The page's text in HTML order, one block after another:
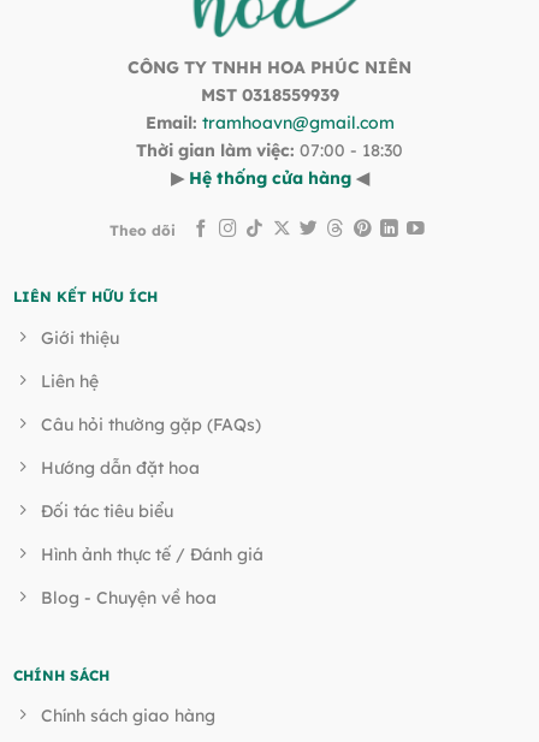
CÔNG TY TNHH HOA PHÚC NIÊN
MST 0318559939
Email: tramhoavn@gmail.com
Thời gian làm việc: 07:00 - 18:30
▶ Hệ thống cửa hàng ◀
Theo dõi
LIÊN KẾT HỮU ÍCH
Giới thiệu
Liên hệ
Câu hỏi thường gặp (FAQs)
Hướng dẫn đặt hoa
Đối tác tiêu biểu
Hình ảnh thực tế / Đánh giá
Blog - Chuyện về hoa
CHÍNH SÁCH
Chính sách giao hàng